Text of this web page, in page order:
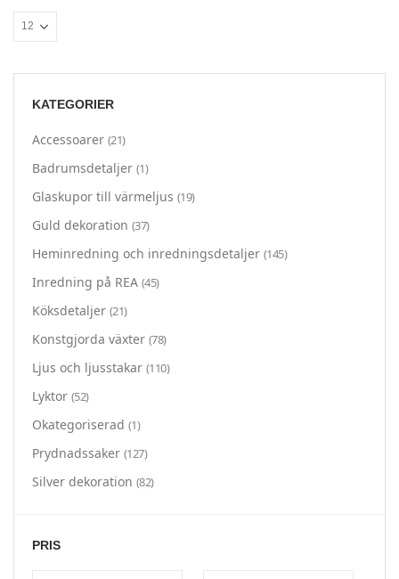
KATEGORIER
Accessoarer (21)
Badrumsdetaljer (1)
Glaskupor till värmeljus (19)
Guld dekoration (37)
Heminredning och inredningsdetaljer (145)
Inredning på REA (45)
Köksdetaljer (21)
Konstgjorda växter (78)
Ljus och ljusstakar (110)
Lyktor (52)
Okategoriserad (1)
Prydnadssaker (127)
Silver dekoration (82)
PRIS